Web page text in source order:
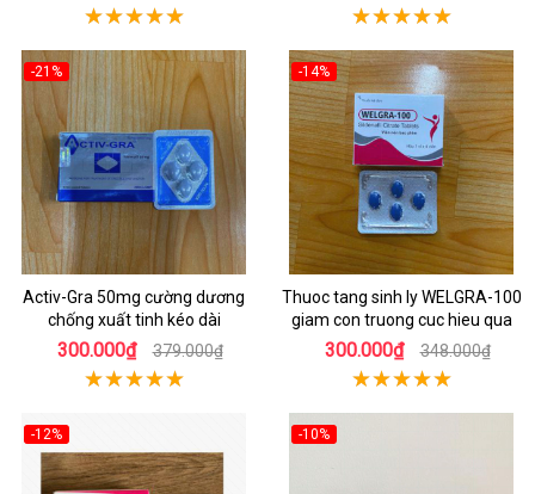
-21%
Activ-Gra 50mg cường dương
chống xuất tinh kéo dài
300.000₫ 379.000₫
-14%
Thuoc tang sinh ly WELGRA-100
giam con truong cuc hieu qua
300.000₫ 348.000₫
-12% -10%